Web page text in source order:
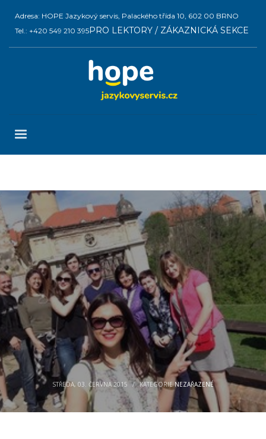
Adresa: HOPE Jazykový servis, Palackého třída 10, 602 00 BRNO
Tel.: +420 549 210 395PRO LEKTORY / ZÁKAZNICKÁ SEKCE
STŘEDA, 03. ČERVNA 2015 / KATEGORIENEZAŘAZENÉ